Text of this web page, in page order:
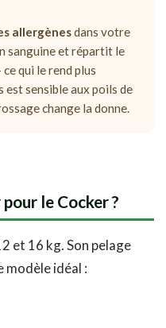
allergènesdans votre
sanguine et répartit le
qui le rend plus
est sensible aux poils de
change la donne.
le Cocker ?
et 16 kg. Son pelage
modèle idéal :